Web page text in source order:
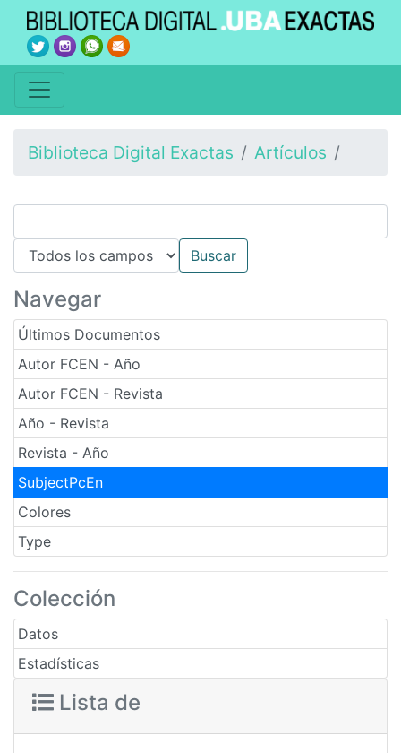
Biblioteca Digital Exactas Artículos
Navegar
Últimos Documentos
Autor FCEN - Año
Autor FCEN - Revista
Año - Revista
Revista - Año
SubjectPcEn
Colores
Type
Colección
Datos
Estadísticas
Lista de